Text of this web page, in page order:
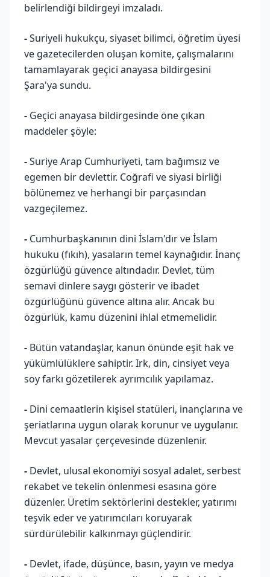
belirlendiği bildirgeyi imzaladı.
-Suriyeli hukukçu, siyaset bilimci, öğretim üyesi
ve gazetecilerden oluşan komite, çalışmalarını
tamamlayarak geçici anayasa bildirgesini
Şara'ya sundu.
- Geçici anayasa bildirgesinde öne çıkan
maddeler şöyle:
-Suriye Arap Cumhuriyeti, tam bağımsız ve
egemen bir devlettir. Coğrafi ve siyasi birliği
bölünemez ve herhangi bir parçasından
vazgeçilemez.
- Cumhurbaşkanının dini İslam'dır ve İslam
hukuku (fıkıh), yasaların temel kaynağıdır. İnanç
özgürlüğü güvence altındadır. Devlet, tüm
semavi dinlere saygı gösterir ve ibadet
özgürlüğünü güvence altına alır. Ancak bu
özgürlük, kamu düzenini ihlal etmemelidir.
- Bütün vatandaşlar, kanun önünde eşit hak ve
yükümlülüklere sahiptir. Irk, din, cinsiyet veya
soy farkı gözetilerek ayrımcılık yapılamaz.
- Dini cemaatlerin kişisel statüleri, inançlarına ve
şeriatlarına uygun olarak korunur ve uygulanır.
Mevcut yasalar çerçevesinde düzenlenir.
- Devlet, ulusal ekonomiyi sosyal adalet, serbest
rekabet ve tekelin önlenmesi esasına göre
düzenler. Üretim sektörlerini destekler, yatırımı
teşvik eder ve yatırımcıları koruyarak
sürdürülebilir kalkınmayı güçlendirir.
- Devlet, ifade, düşünce, basın, yayın ve medya